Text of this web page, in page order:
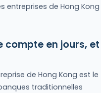
entreprises de Hong Kong
compte en jours, et
de Hong Kong est le
traditionnelles